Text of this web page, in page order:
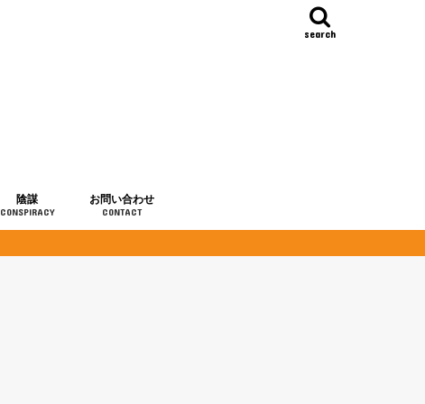
search
陰謀
CONSPIRACY
お問い合わせ
CONTACT